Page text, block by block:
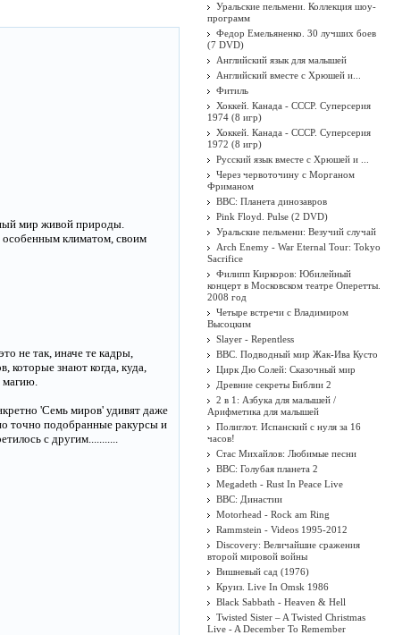
мир живой природы.
климатом, своим
не так, иначе те кадры,
которые знают когда, куда,
магию.
'Семь миров' удивят даже
точно подобранные ракурсы и
с другим...........
Уральские пельмени. Коллекция шоу-
программ
Федор Емельяненко. 30 лучших боев
(7 DVD)
Английский язык для малышей
Английский вместе с Хрюшей и...
Фитиль
Хоккей. Канада - СССР. Суперсерия
1974 (8 игр)
Хоккей. Канада - СССР. Суперсерия
1972 (8 игр)
Русский язык вместе с Хрюшей и ...
Через червоточину с Морганом
Фриманом
BBC: Планета динозавров
Pink Floyd. Pulse (2 DVD)
Уральские пельмени: Везучий случай
Arch Enemy - War Eternal Tour: Tokyo
Sacrifice
Филипп Киркоров: Юбилейный
концерт в Московском театре Оперетты.
2008 год
Четыре встречи с Владимиром
Высоцким
Slayer - Repentless
BBC. Подводный мир Жак-Ива Кусто
Цирк Дю Солей: Сказочный мир
Древние секреты Библии 2
2 в 1: Азбука для малышей /
Арифметика для малышей
Полиглот. Испанский с нуля за 16
часов!
Стас Михайлов: Любимые песни
BBC: Голубая планета 2
Megadeth - Rust In Peace Live
BBC: Династии
Motorhead - Rock am Ring
Rammstein - Videos 1995-2012
Discovery: Величайшие сражения
второй мировой войны
Вишневый сад (1976)
Круиз. Live In Omsk 1986
Black Sabbath - Heaven & Hell
Twisted Sister ‎– A Twisted Christmas
Live - A December To Remember